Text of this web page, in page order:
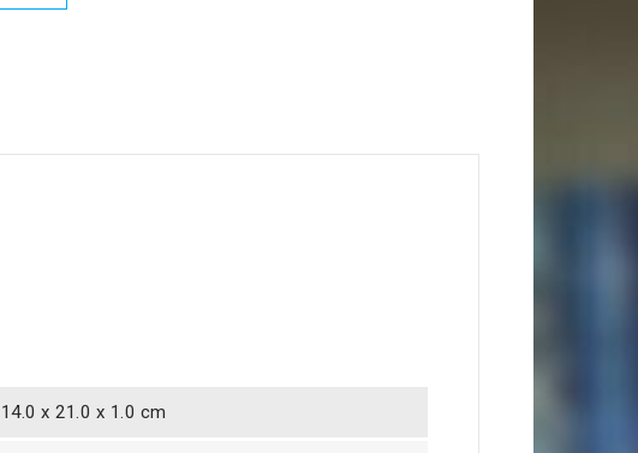
14.0 x 21.0 x 1.0 cm